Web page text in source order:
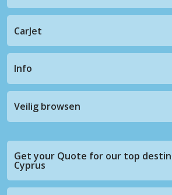
CarJet
Info
Veilig browsen
Get your Quote for our top
Cyprus